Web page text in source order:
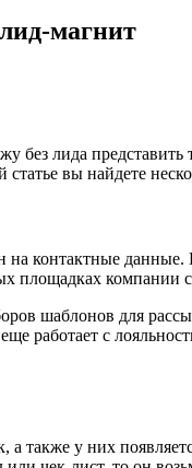
магнит
без лида
вы найдете
контактные
площадках компании
шаблонов для
работает с
а также у них